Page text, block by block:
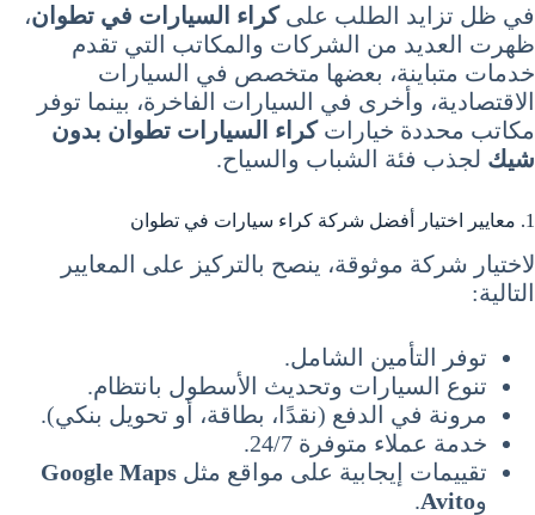
في ظل تزايد الطلب علىكراء السيارات في تطوان،
ظهرت العديد من الشركات والمكاتب التي تقدم
خدمات متباينة، بعضها متخصص في السيارات
الاقتصادية، وأخرى في السيارات الفاخرة، بينما توفر
مكاتب محددة خياراتكراء السيارات تطوان بدون
شيك لجذب فئة الشباب والسياح.
1. معايير اختيار أفضل شركة كراء سيارات في تطوان
لاختيار شركة موثوقة، ينصح بالتركيز على المعايير
التالية:
توفر التأمين الشامل.
تنوع السيارات وتحديث الأسطول بانتظام.
مرونة في الدفع (نقدًا، بطاقة، أو تحويل بنكي).
خدمة عملاء متوفرة 24/7.
تقييمات إيجابية على مواقع مثل Google Maps
وAvito
.